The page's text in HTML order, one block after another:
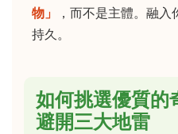
物」
，而不是主體。融
持久。
如何挑選優質的
避開三大地雷